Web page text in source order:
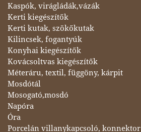
Kaspók, virágládák,vázák
Kerti kiegészítők
Kerti kutak, szökőkutak
Kilincsek, fogantyúk
Konyhai kiegészítők
Kovácsoltvas kiegészítők
Méteráru, textil, függöny, kárpit
Mosdótál
Mosogató,mosdó
Napóra
Óra
Porcelán villanykapcsoló, konnektor